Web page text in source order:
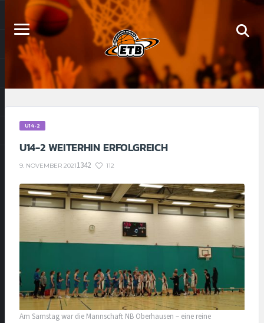
U14-2
U14-2 WEITERHIN ERFOLGREICH
9. NOVEMBER 20211342 112
Am Samstag war die Mannschaft NB Oberhausen – eine reine